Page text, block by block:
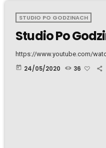
STUDIO PO GODZINACH
Studio Po
https://www.youtube.com/
today 24/05/2020 36